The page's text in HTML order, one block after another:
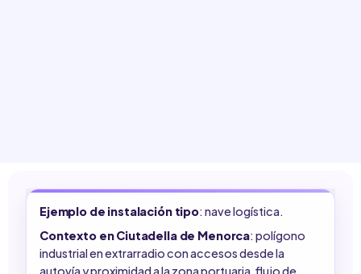
Ejemplo de instalación tipo: nave logística.
Contexto en Ciutadella de Menorca: polígono
industrial en extrarradio con accesos desde la
autovía y proximidad a la zona portuaria, flujo de